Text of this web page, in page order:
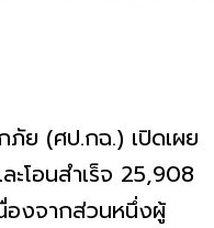
ย (ศป.กฉ.) เปิดเผย
ะโอนสำเร็จ 25,908
องจากส่วนหนึ่งผู้